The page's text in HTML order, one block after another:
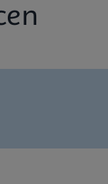
Tests Menu CE-